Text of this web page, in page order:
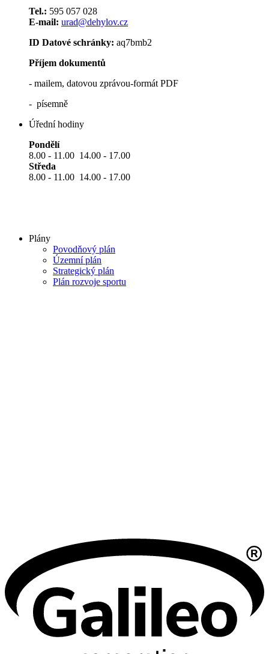
Tel.: 595 057 028
E-mail: urad@dehylov.cz
ID Datové schránky: aq7bmb2
Příjem dokumentů
- mailem, datovou zprávou-formát PDF
- písemně
Úřední hodiny
Pondělí
8.00 - 11.00 14.00 - 17.00
Středa
8.00 - 11.00 14.00 - 17.00
Plány
Povodňový plán
Územní plán
Strategický plán
Plán rozvoje sportu